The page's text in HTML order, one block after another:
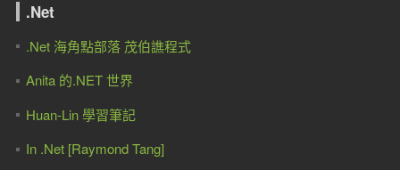
.Net
.Net 海角點部落 茂伯譙程式
Anita 的.NET 世界
Huan-Lin 學習筆記
In .Net [Raymond Tang]